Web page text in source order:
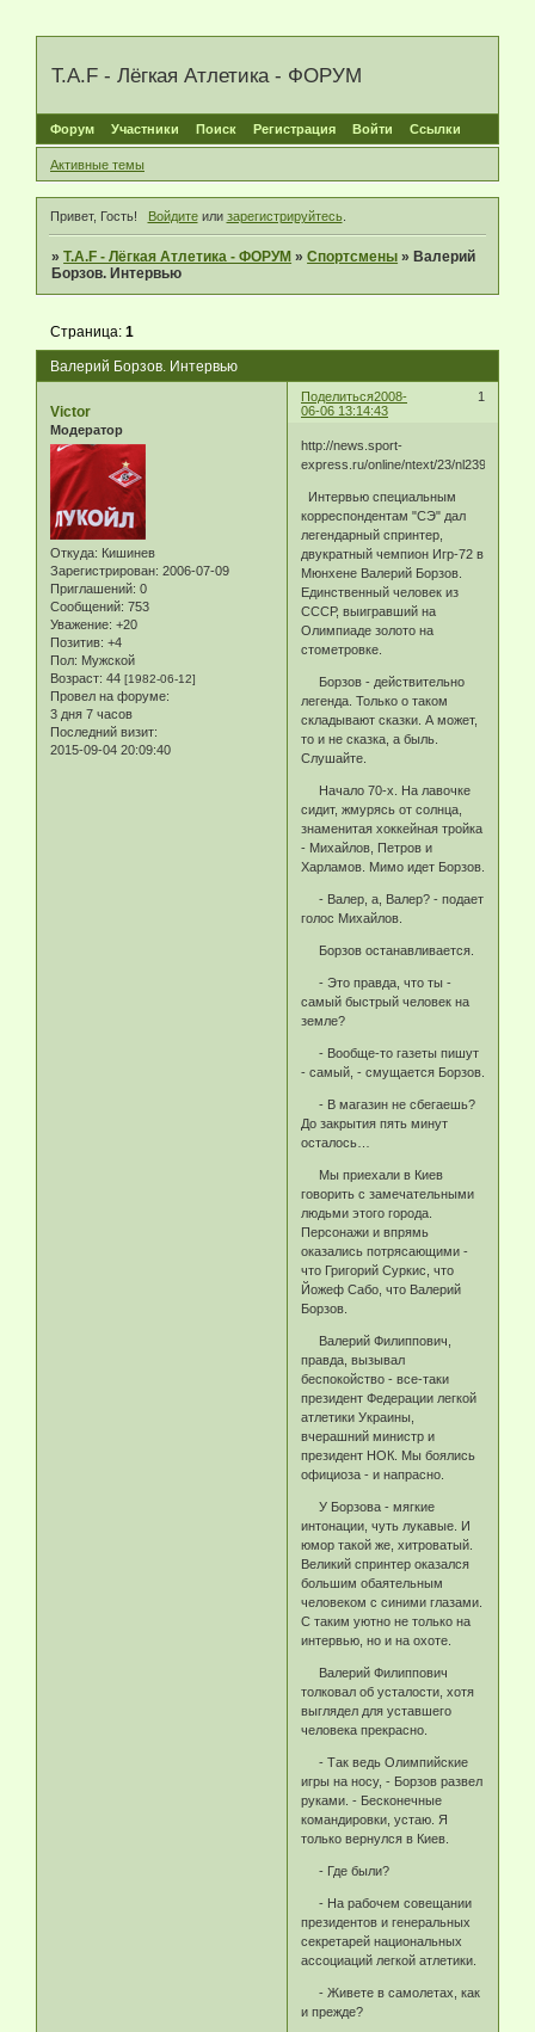
T.A.F - Лёгкая Атлетика - ФОРУМ
Форум Участники Поиск Регистрация Войти Ссылки
Активные темы
Привет, Гость! Войдитеили зарегистрируйтесь.
»T.A.F - Лёгкая Атлетика - ФОРУМ »Спортсмены » Валерий
Борзов. Интервью
Валерий Борзов. Интервью
Страница:1
Поделиться 1
2008-
06-06 13:14:43
Victor
Модератор
Откуда: Кишинев
Зарегистрирован: 2006-07-09
Приглашений: 0
Сообщений: 753
Уважение: +20
Позитив: +4
Пол: Мужской
Возраст: 44 [1982-06-12]
Провел на форуме:
3 дня 7 часов
Последний визит:
2015-09-04 20:09:40
http://news.sport-
express.ru/online/ntext/23/nl239064.html
Интервью специальным
корреспондентам "СЭ" дал
легендарный спринтер,
двукратный чемпион Игр-72 в
Мюнхене Валерий Борзов.
Единственный человек из
СССР, выигравший на
Олимпиаде золото на
стометровке.
Борзов - действительно
легенда. Только о таком
складывают сказки. А может,
то и не сказка, а быль.
Слушайте.
Начало 70-х. На лавочке
сидит, жмурясь от солнца,
знаменитая хоккейная тройка
- Михайлов, Петров и
Харламов. Мимо идет Борзов.
- Валер, а, Валер? - подает
голос Михайлов.
Борзов останавливается.
- Это правда, что ты -
самый быстрый человек на
земле?
- Вообще-то газеты пишут
- самый, - смущается Борзов.
- В магазин не сбегаешь?
До закрытия пять минут
осталось…
Мы приехали в Киев
говорить с замечательными
людьми этого города.
Персонажи и впрямь
оказались потрясающими -
что Григорий Суркис, что
Йожеф Сабо, что Валерий
Борзов.
Валерий Филиппович,
правда, вызывал
беспокойство - все-таки
президент Федерации легкой
атлетики Украины,
вчерашний министр и
президент НОК. Мы боялись
официоза - и напрасно.
У Борзова - мягкие
интонации, чуть лукавые. И
юмор такой же, хитроватый.
Великий спринтер оказался
большим обаятельным
человеком с синими глазами.
С таким уютно не только на
интервью, но и на охоте.
Валерий Филиппович
толковал об усталости, хотя
выглядел для уставшего
человека прекрасно.
- Так ведь Олимпийские
игры на носу, - Борзов развел
руками. - Бесконечные
командировки, устаю. Я
только вернулся в Киев.
- Где были?
- На рабочем совещании
президентов и генеральных
секретарей национальных
ассоциаций легкой атлетики.
- Живете в самолетах, как
и прежде?